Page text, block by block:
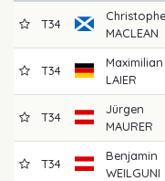
T34
MACLEAN
T34
Maximilian
LAIER
T34
Jürgen
MAURER
T34
Benjamin
WEILGUNI